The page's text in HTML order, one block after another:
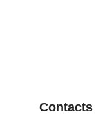
Contacts